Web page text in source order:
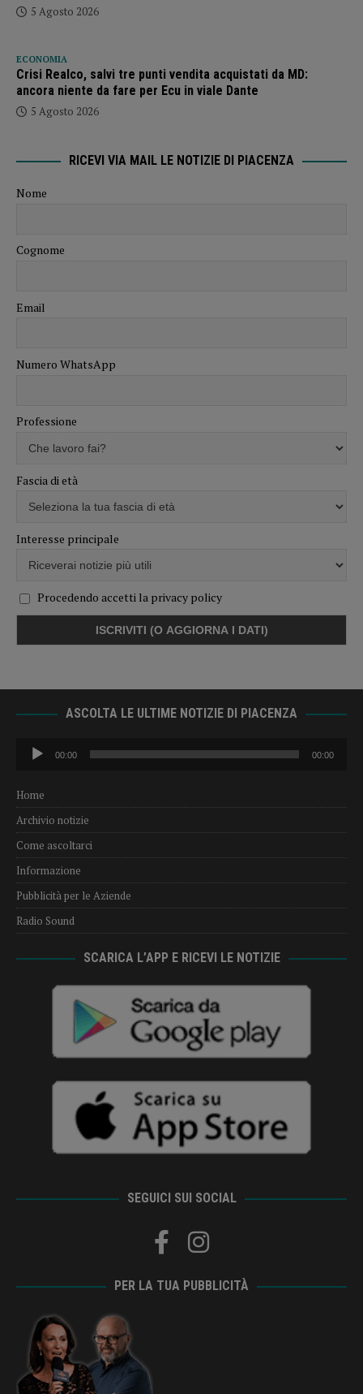
5 Agosto 2026
ECONOMIA
Crisi Realco, salvi tre punti vendita acquistati da MD:
ancora niente da fare per Ecu in viale Dante
5 Agosto 2026
RICEVI VIA MAIL LE NOTIZIE DI PIACENZA
Nome
Cognome
Email
Numero WhatsApp
Professione
Fascia di età
Interesse principale
Procedendo accetti la privacy policy
ASCOLTA LE ULTIME NOTIZIE DI PIACENZA
Audio
Player
00:00 00:00
Home
Archivio notizie
Come ascoltarci
Informazione
Pubblicità per le Aziende
Radio Sound
SCARICA L’APP E RICEVI LE NOTIZIE
SEGUICI SUI SOCIAL
PER LA TUA PUBBLICITÀ